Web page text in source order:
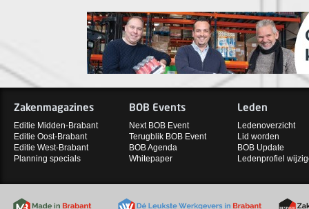
Zakenmagazines
Editie Midden-Brabant
Editie Oost-Brabant
Editie West-Brabant
Planning specials
BOB Events
Next BOB Event
Terugblik BOB Event
BOB Agenda
Whitepaper
Leden
Ledenoverzicht
Lid worden
BOB Update
Ledenprofiel